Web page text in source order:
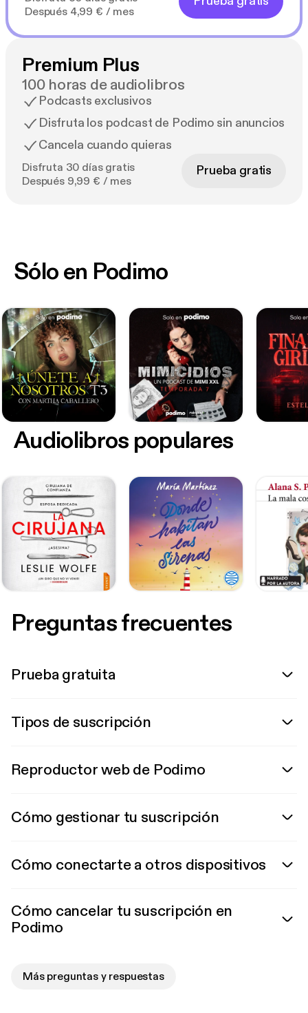
Después 4,99 € / mes
Premium Plus
100 horas de audiolibros
Podcasts exclusivos
Disfruta los podcast de Podimo sin anuncios
Cancela cuando quieras
Disfruta 30 días gratis
Después 9,99 € / mes
Prueba gratis
Sólo en Podimo
Audiolibros populares
Preguntas frecuentes
Prueba gratuita
Tipos de suscripción
Reproductor web de Podimo
Cómo gestionar tu suscripción
Cómo conectarte a otros dispositivos
Cómo cancelar tu suscripción en
Podimo
Más preguntas y respuestas